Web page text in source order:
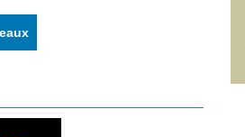
moi
d'adapter et de gérer vos